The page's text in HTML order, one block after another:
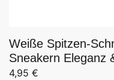
Weiße Spitzen-
Sneakern Eleganz
4,95 €